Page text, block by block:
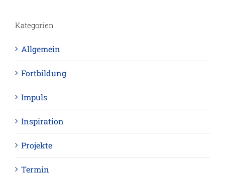
Kategorien
Allgemein
Fortbildung
Impuls
Inspiration
Projekte
Termin